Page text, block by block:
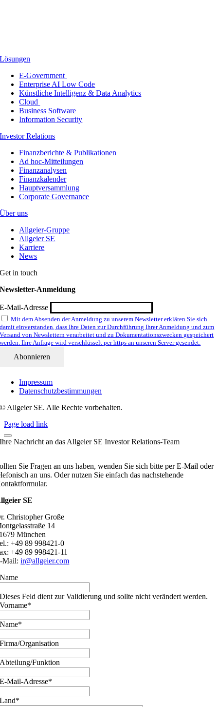
Lösungen
E-Government
Enterprise AI Low Code
Künstliche Intelligenz & Data Analytics
Cloud
Business Software
Information Security
Investor Relations
Finanzberichte & Publikationen
Ad hoc-Mitteilungen
Finanzanalysen
Finanzkalender
Hauptversammlung
Corporate Governance
Über uns
Allgeier-Gruppe
Allgeier SE
Karriere
News
Get in touch
Newsletter-Anmeldung
E-Mail-Adresse
Mit dem Absenden der Anmeldung zu unserem Newsletter erklären Sie sich
damit einverstanden, dass Ihre Daten zur Durchführung Ihrer Anmeldung und zum
Versand von Newslettern verarbeitet und zu Dokumentationszwecken gespeichert
werden. Ihre Anfrage wird verschlüsselt per https an unseren Server gesendet.
Impressum
Datenschutzbestimmungen
© Allgeier SE. Alle Rechte vorbehalten.
Page load link
Ihre Nachricht an das Allgeier SE Investor Relations-Team
Sie Fragen an uns haben, wenden Sie sich bitte per E-Mail oder
an uns. Oder nutzen Sie einfach das nachstehende
SE
Christopher Große
14
München
+49 89 998421-0
+49 89 998421-11
Mail:ir@allgeier.com
Name
Dieses Feld dient zur Validierung und sollte nicht verändert werden.
Vorname*
Name*
Firma/Organisation
Abteilung/Funktion
E-Mail-Adresse*
Land*